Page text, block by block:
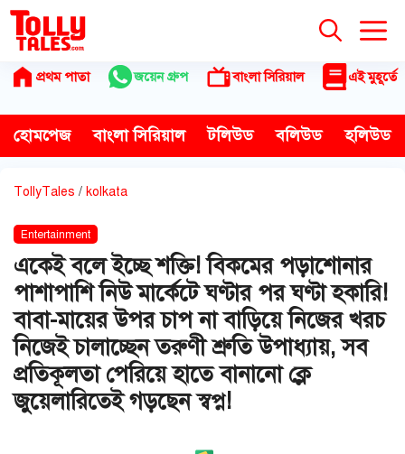
Skip
content
প্রথম পাতা জয়েন গ্রুপ বাংলা সিরিয়াল এই মুহূর্তে
হোমপেজ বাংলা সিরিয়াল টলিউড বলিউড হলিউড
TollyTales / kolkata
Entertainment
একেই বলে ইচ্ছে শক্তি! বিকমের পড়াশোনার
পাশাপাশি নিউ মার্কেটে ঘণ্টার পর ঘণ্টা হকারি!
বাবা-মায়ের উপর চাপ না বাড়িয়ে নিজের খরচ
নিজেই চালাচ্ছেন তরুণী শ্রুতি উপাধ্যায়, সব
প্রতিকূলতা পেরিয়ে হাতে বানানো ক্লে
জুয়েলারিতেই গড়ছেন স্বপ্ন!